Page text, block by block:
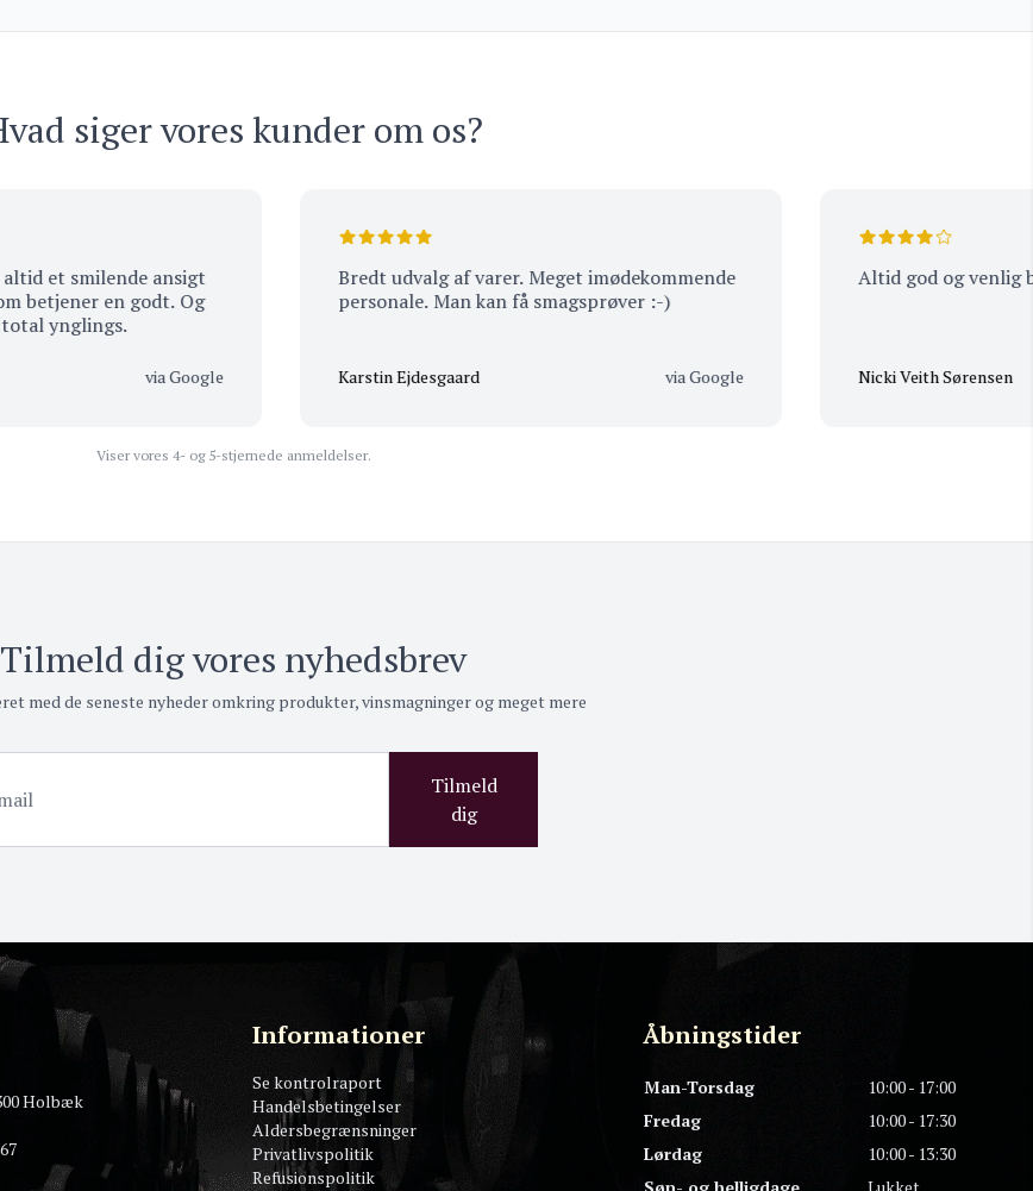
siger vores kunder om os?
ansigt
en godt. Og
total ynglings.
via Google
Bredt udvalg af varer. Meget imødekommende
personale. Man kan få smagsprøver :-)
Karstin Ejdesgaard via Google
Altid god og venlig
Nicki Veith Sørensen
Viser vores 4- og 5-stjernede anmeldelser.
Tilmeld dig vores nyhedsbrev
med de seneste nyheder omkring produkter, vinsmagninger og meget mere
Tilmeld
dig
Holbæk
Informationer
Se kontrolraport
Handelsbetingelser
Aldersbegrænsninger
Privatlivspolitik
Refusionspolitik
Åbningstider
Man-Torsdag
10:00 - 17:00
Fredag
10:00 - 17:30
Lørdag
10:00 - 13:30
Søn- og helligdage
Lukket